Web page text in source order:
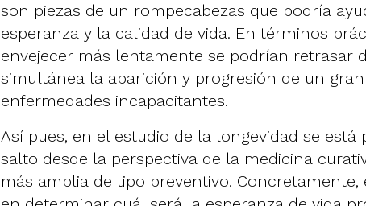
son piezas de un rompecabezas que podría
esperanza y la calidad de vida. En términos
envejecer más lentamente se podrían retrasar
simultánea la aparición y progresión de un
enfermedades incapacitantes.
Así pues, en el estudio de la longevidad se está
salto desde la perspectiva de la medicina
más amplia de tipo preventivo.